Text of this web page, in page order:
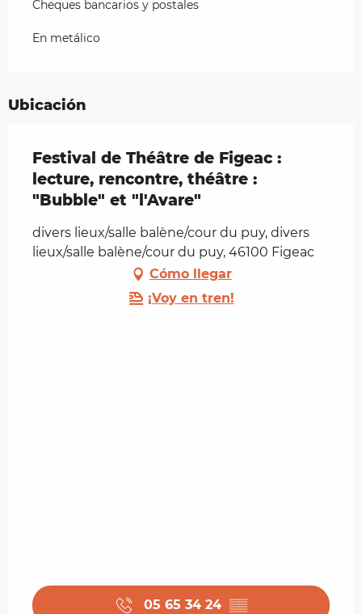
Cheques bancarios y postales
En metálico
Ubicación
Festival de Théâtre de Figeac :
lecture, rencontre, théâtre :
"Bubble" et "l'Avare"
divers lieux/salle balène/cour du puy, divers
lieux/salle balène/cour du puy, 46100 Figeac
Cómo llegar
¡Voy en tren!
05 65 34 24 ▒▒